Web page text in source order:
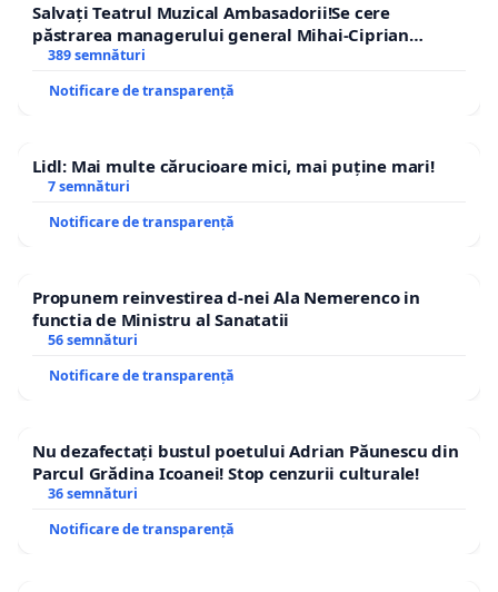
Salvați Teatrul Muzical Ambasadorii!Se cere
păstrarea managerului general Mihai-Ciprian
ROGOJAN
389 semnături
Notificare de transparență
Lidl: Mai multe cărucioare mici, mai puține mari!
7 semnături
Notificare de transparență
Propunem reinvestirea d-nei Ala Nemerenco in
functia de Ministru al Sanatatii
56 semnături
Notificare de transparență
Nu dezafectați bustul poetului Adrian Păunescu din
Parcul Grădina Icoanei! Stop cenzurii culturale!
36 semnături
Notificare de transparență